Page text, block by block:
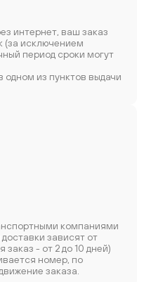
интернет, ваш заказ
(за исключением
период сроки могут
из пунктов выдачи
компаниями
зависят от
заказ - от 2 до 10 дней)
номер, по
заказа.